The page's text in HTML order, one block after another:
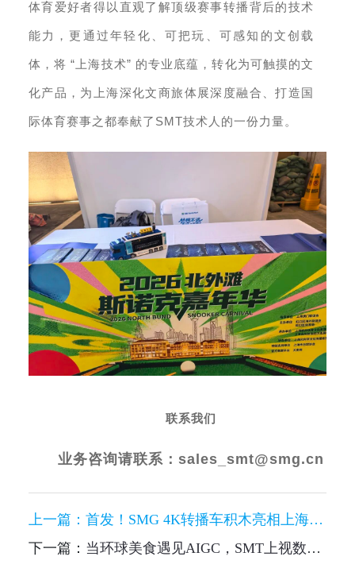
体育爱好者得以直观了解顶级赛事转播背后的技术
能力，更通过年轻化、可把玩、可感知的文创载
体，将 “ 上海技术” 的专业底蕴，转化为可触摸的文
化产品，为上海深化文商旅体展深度融合、打造国
际体育赛事之都奉献了 SMT技术人的一份力量。
联系我们
业务咨询请联系： sales_smt@smg.cn
上一篇： 首发！SMG 4K转播车积木亮相上海电视节， 线上开售！
下一篇： 当环球美食遇见AIGC，SMT上视数码中心为《上海环球美食超级争霸赛》打造“破壁”片头